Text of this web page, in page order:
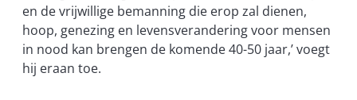
en de vrijwillige bemanning die erop zal dienen,
hoop, genezing en levensverandering voor mensen
in nood kan brengen de komende 40-50 jaar,’ voegt
hij eraan toe.